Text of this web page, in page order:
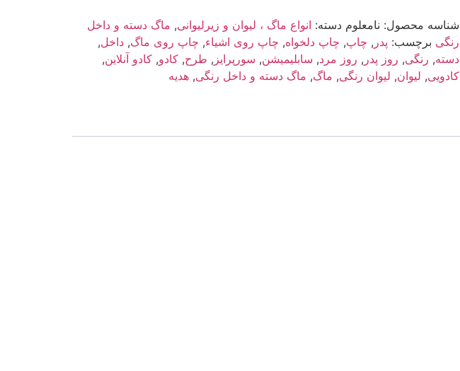
عدد
شناسه محصول: نامعلوم دسته: انواع ماگ ، لیوان و زیرلیوانی, ماگ دسته و داخل
رنگی برچسب: پدر , چاپ, چاپ دلخواه, چاپ روی اشیاء, چاپ روی ماگ, داخل,
دسته, رنگی, روز پدر , روز مرد, سابلیمیشن, سورپرایز , طرح, کادو, کادو آنلاین,
کادویی, لیوان, لیوان رنگی, ماگ, ماگ دسته و داخل رنگی, هدیه